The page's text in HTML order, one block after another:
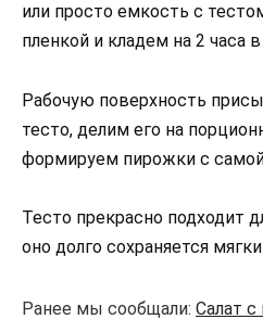
или просто емкость с
пленкой и кладем на 2 часа
Рабочую поверхность
тесто, делим его на
формируем пирожки с самой
Тесто прекрасно подходит
оно долго сохраняется
Ранее мы сообщали: Салат